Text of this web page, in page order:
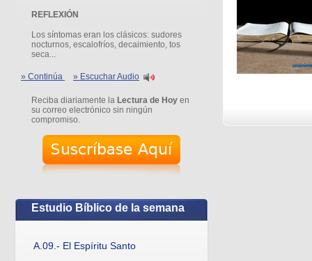
REFLEXIÓN
Los síntomas eran los clásicos: sudores
nocturnos, escalofríos, decaimiento, tos
seca...
» Continúa » Escuchar Audio
Reciba diariamente la Lectura de Hoy en
su correo electrónico sin ningún
compromiso.
Estudio Bíblico de la semana
A.09.- El Espíritu Santo